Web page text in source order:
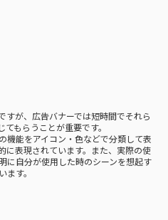
が、広告バナーでは短時間でそれら
もらうことが重要です。
機能をアイコン・色などで分類して表
に表現されています。また、実際の使
に自分が使用した時のシーンを想起す
す。